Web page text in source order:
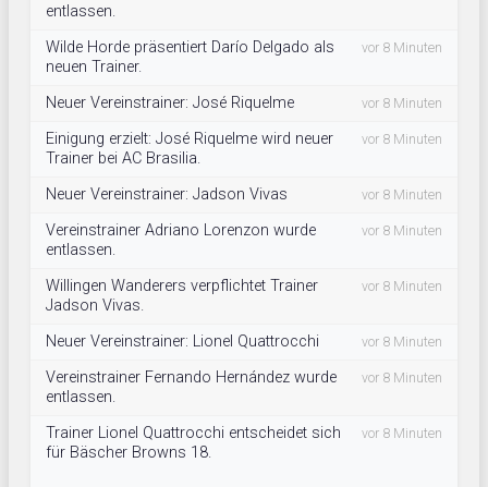
entlassen.
Wilde Horde präsentiert Darío Delgado als
neuen Trainer.
vor 8 Minuten
Neuer Vereinstrainer: José Riquelme vor 8 Minuten
Einigung erzielt: José Riquelme wird neuer
Trainer bei AC Brasilia.
vor 8 Minuten
Neuer Vereinstrainer: Jadson Vivas vor 8 Minuten
Vereinstrainer Adriano Lorenzon wurde
entlassen.
vor 8 Minuten
Willingen Wanderers verpflichtet Trainer
Jadson Vivas.
vor 8 Minuten
Neuer Vereinstrainer: Lionel Quattrocchi vor 8 Minuten
Vereinstrainer Fernando Hernández wurde
entlassen.
vor 8 Minuten
Trainer Lionel Quattrocchi entscheidet sich
für Bäscher Browns 18.
vor 8 Minuten